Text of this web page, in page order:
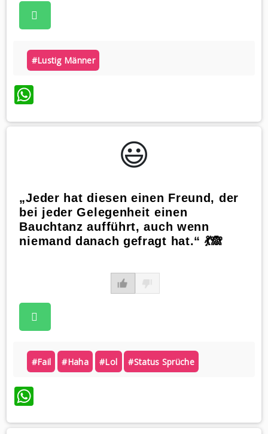
#lustig Männer
WhatsApp
😃️
„Jeder hat diesen einen Freund, der
bei jeder Gelegenheit einen
Bauchtanz aufführt, auch wenn
niemand danach gefragt hat.“ 💃🙈
#fail #haha #lol #status Sprüche
WhatsApp